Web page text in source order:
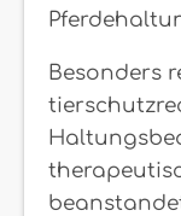
Besonders